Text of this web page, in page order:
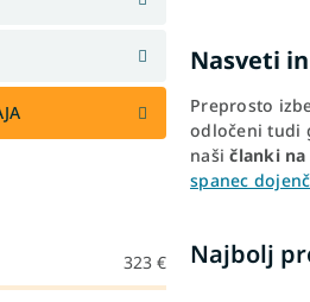
323 €
Nasveti
Preprosto
odločeni tudi
našičlanki
spanec
Najbolj